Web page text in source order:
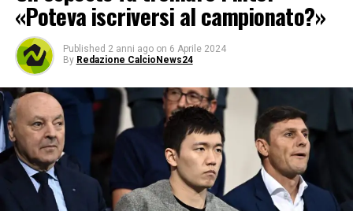
«Poteva iscriversi al campionato?»
Published 2 anni ago on 6 Aprile 2024
By Redazione CalcioNews24